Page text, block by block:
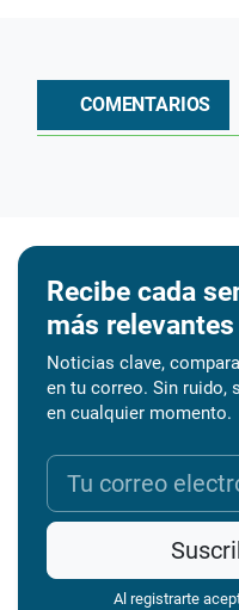
COMENTARIOS
Recibe cada
más
Noticias clave,
en tu correo. Sin ruido,
en cualquier momento.
Al registrarte